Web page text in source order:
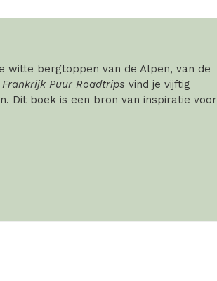
witte bergtoppen van de Alpen, van de
Frankrijk Puur Roadtrips vind je vijftig
Dit boek is een bron van inspiratie voor